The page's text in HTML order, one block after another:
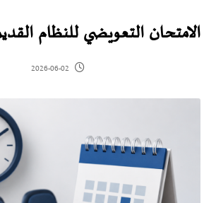
الامتحان التعويضي للنظام
2026-06-02